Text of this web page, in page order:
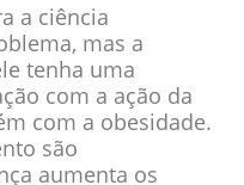
a ciência
mas a
tenha uma
com a ação da
com a obesidade.
são
aumenta os